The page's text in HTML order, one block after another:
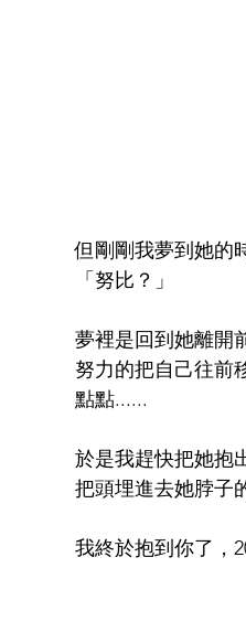
但剛剛我夢到她的
「努比？」
夢裡是回到她離開
努力的把自己往前
點點......
於是我趕快把她抱
把頭埋進去她脖
我終於抱到你了，